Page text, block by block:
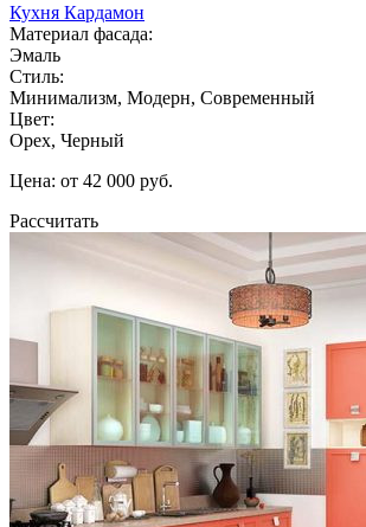
Кухня Кардамон
Материал фасада:
Эмаль
Стиль:
Минимализм, Модерн, Современный
Цвет:
Орех, Черный
Цена: от 42 000 руб.
Рассчитать